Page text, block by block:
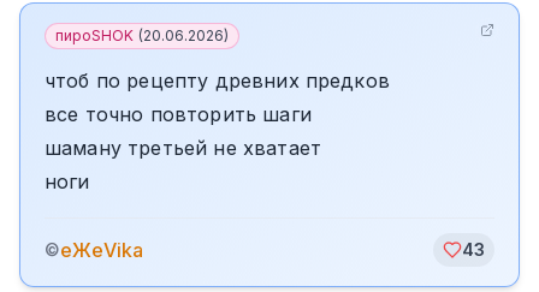
пироSHOK (20.06.2026)
чтоб по рецепту древних предков
все точно повторить шаги
шаману третьей не хватает
ноги
©еЖеVika 43